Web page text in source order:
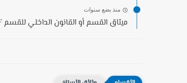
منذ بضع سنوات
ميثاق القسم أو القانون الداخلي للقسم PDF